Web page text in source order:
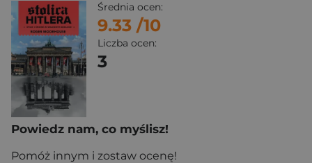
Średnia ocen:
9.33 /10
Liczba ocen:
3
Powiedz nam, co myślisz!
Pomóż innym i zostaw ocenę!